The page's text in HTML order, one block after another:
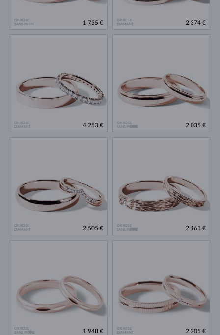
OR ROSE
SANS PIERRE
1 735 €
OR ROSE
DIAMANT
2 374 €
OR ROSE
DIAMANT
4 253 €
OR ROSE
SANS PIERRE
2 035 €
OR ROSE
DIAMANT
2 505 €
OR ROSE
SANS PIERRE
2 161 €
OR ROSE
SANS PIERRE
1 948 €
OR ROSE
DIAMANT
2 205 €